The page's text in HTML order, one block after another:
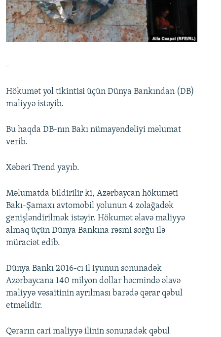
İNFOQRAFIKA
KARIKATURA
AZƏRBAYCAN ƏDƏBIYYATI KITABXANASI
İSLAM VƏ DEMOKRATIYA
MISSIYAMIZ
PEŞƏ ETIKASI VƏ JURNALISTIKA STANDARTLARIMIZ
XƏBƏR BÜLLETENLƏRIMIZ
BIZI IZLƏ
-
Hökumət yol tikintisi üçün Dünya Bankından (DB)
maliyyə istəyib.
Bu haqda DB-nın Bakı nümayəndəliyi məlumat
verib.
Xəbəri Trend yayıb.
Məlumatda bildirilir ki, Azərbaycan hökuməti
Bakı-Şamaxı avtomobil yolunun 4 zolağadək
genişləndirilmək istəyir. Hökumət əlavə maliyyə
almaq üçün Dünya Bankına rəsmi sorğu ilə
müraciət edib.
Dünya Bankı 2016-cı il iyunun sonunadək
Azərbaycana 140 milyon dollar həcmində əlavə
maliyyə vəsaitinin ayrılması barədə qərar qəbul
etməlidir.
Qərarın cari maliyyə ilinin sonunadək qəbul